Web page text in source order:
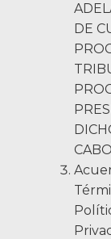
DE